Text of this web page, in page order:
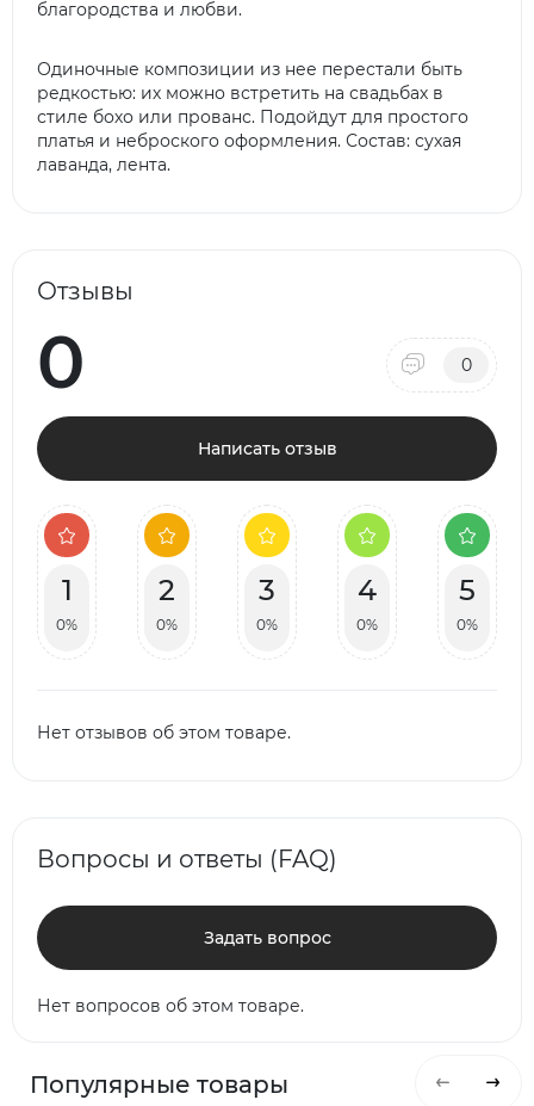
благородства и любви.
Одиночные композиции из нее перестали быть
редкостью: их можно встретить на свадьбах в
стиле бохо или прованс. Подойдут для простого
платья и неброского оформления. Состав: сухая
лаванда, лента.
Отзывы
0 0
Написать отзыв
1
0%
2
0%
3
0%
4
0%
5
0%
Нет отзывов об этом товаре.
Вопросы и ответы (FAQ)
Задать вопрос
Нет вопросов об этом товаре.
Популярные товары